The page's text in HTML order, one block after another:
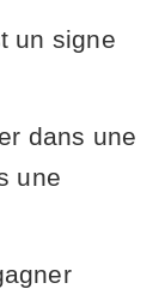
un signe
dans une
une